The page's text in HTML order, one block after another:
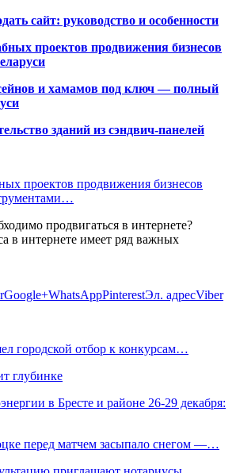
сайт: руководство и особенности
проектов продвижения бизнесов
и хамамов под ключ — полный
зданий из сэндвич-панелей
проектов продвижения бизнесов
продвигаться в интернете?
в интернете имеет ряд важных
Google+WhatsAppPinterestЭл. адресViber
городской отбор к конкурсам…
глубинке
в Бресте и районе 26-29 декабря:
перед матчем засыпало снегом —…